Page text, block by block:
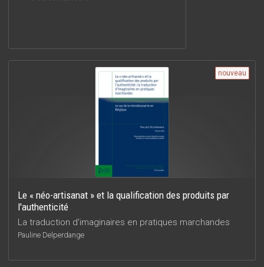
nouveau
Le « néo-artisanat » et la qualification des produits par
l'authenticité
La traduction d'imaginaires en pratiques marchandes
Pauline Delperdange